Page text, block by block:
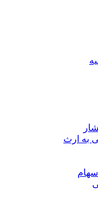
به ارث
سهام